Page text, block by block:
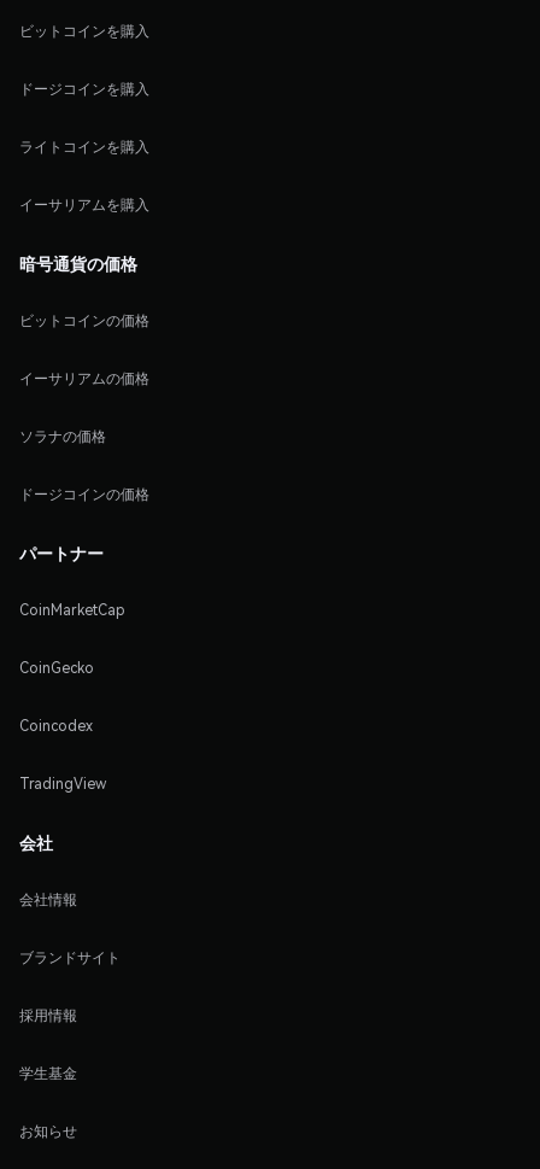
ビットコインを購入
ドージコインを購入
ライトコインを購入
イーサリアムを購入
暗号通貨の価格
ビットコインの価格
イーサリアムの価格
ソラナの価格
ドージコインの価格
パートナー
CoinMarketCap
CoinGecko
Coincodex
TradingView
会社
会社情報
ブランドサイト
採用情報
学生基金
お知らせ